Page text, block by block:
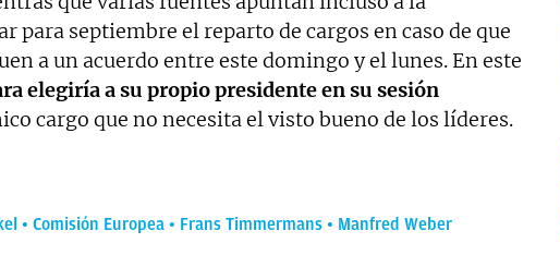
para septiembre el reparto de cargos en caso de que
a un acuerdo entre este domingo y el lunes. En este
elegiría a su propio presidente en su sesión
cargo que no necesita el visto bueno de los líderes.
Comisión Europea Frans Timmermans Manfred Weber